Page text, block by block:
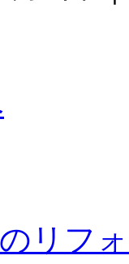
リフ